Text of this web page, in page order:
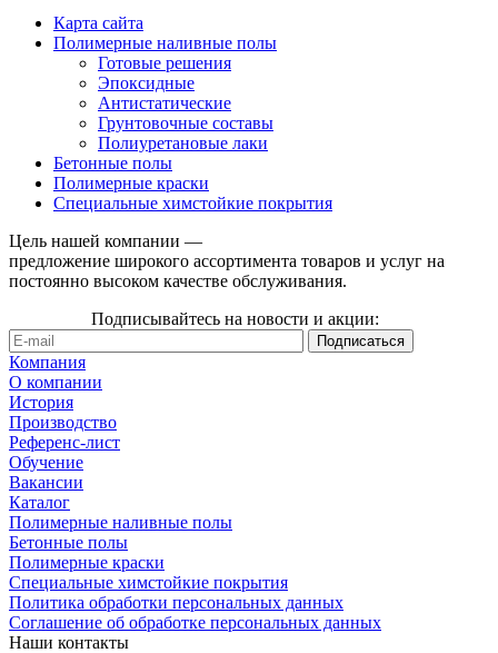
Карта сайта
Полимерные наливные полы
Готовые решения
Эпоксидные
Антистатические
Грунтовочные составы
Полиуретановые лаки
Бетонные полы
Полимерные краски
Специальные химстойкие покрытия
Цель нашей компании —
предложение широкого ассортимента товаров и услуг на
постоянно высоком качестве обслуживания.
Подписывайтесь на новости и акции:
Компания
О компании
История
Производство
Референс-лист
Обучение
Вакансии
Каталог
Полимерные наливные полы
Бетонные полы
Полимерные краски
Специальные химстойкие покрытия
Политика обработки персональных данных
Cоглашение об обработке персональных данных
Наши контакты